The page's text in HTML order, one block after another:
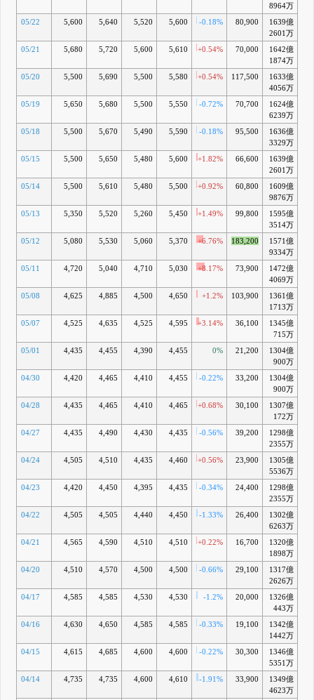
8964万
05/22 5,600 5,640 5,520 5,600 -0.18% 80,900
1639億
2601万
05/21 5,680 5,720 5,600 5,610 +0.54% 70,000
1642億
1874万
05/20 5,500 5,690 5,500 5,580 +0.54% 117,500
1633億
4056万
05/19 5,650 5,680 5,500 5,550 -0.72% 70,700
1624億
6239万
05/18 5,500 5,670 5,490 5,590 -0.18% 95,500
1636億
3329万
05/15 5,500 5,650 5,480 5,600 +1.82% 66,600
1639億
2601万
05/14 5,500 5,610 5,480 5,500 +0.92% 60,800
1609億
9876万
05/13 5,350 5,520 5,260 5,450 +1.49% 99,800
1595億
3514万
05/12 5,080 5,530 5,060 5,370 +6.76% 183,200
1571億
9334万
05/11 4,720 5,040 4,710 5,030 +8.17% 73,900
1472億
4069万
05/08 4,625 4,885 4,500 4,650 +1.2% 103,900
1361億
1713万
05/07 4,525 4,635 4,525 4,595 +3.14% 36,100
1345億
715万
05/01 4,435 4,455 4,390 4,455 0% 21,200
1304億
900万
04/30 4,420 4,465 4,410 4,455 -0.22% 33,200
1304億
900万
04/28 4,435 4,465 4,410 4,465 +0.68% 30,100
1307億
172万
04/27 4,435 4,490 4,430 4,435 -0.56% 39,200
1298億
2355万
04/24 4,505 4,510 4,435 4,460 +0.56% 23,900
1305億
5536万
04/23 4,420 4,450 4,395 4,435 -0.34% 24,400
1298億
2355万
04/22 4,505 4,505 4,440 4,450 -1.33% 26,400
1302億
6263万
04/21 4,565 4,590 4,510 4,510 +0.22% 16,700
1320億
1898万
04/20 4,510 4,570 4,500 4,500 -0.66% 29,100
1317億
2626万
04/17 4,585 4,585 4,530 4,530 -1.2% 20,000
1326億
443万
04/16 4,630 4,650 4,585 4,585 -0.33% 19,100
1342億
1442万
04/15 4,615 4,685 4,600 4,600 -0.22% 30,300
1346億
5351万
04/14 4,735 4,735 4,600 4,610 -1.91% 33,900
1349億
4623万